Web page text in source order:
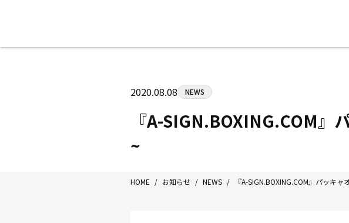
Tel/Fax：042-622-7222
2020.08.08 NEWS
『A-SIGN.BOXING.COM
~
HOME / お知らせ / NEWS / 『A-SIGN.BOXING.COM』パッキ